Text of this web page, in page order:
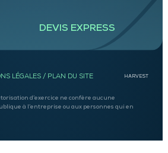
DEVIS EXPRESS
LÉGALES/ PLAN DU SITE HARVEST
d’exercice ne confère aucune
à l’entreprise ou aux personnes qui en